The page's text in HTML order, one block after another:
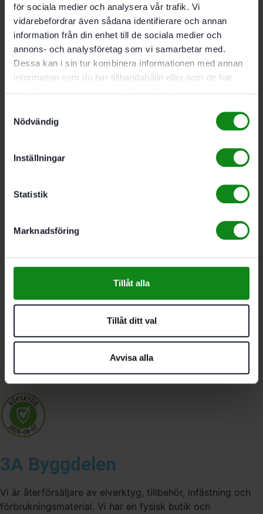
för sociala medier och analysera vår trafik. Vi
vidarebefordrar även sådana identifierare och annan
information från din enhet till de sociala medier och
annons- och analysföretag som vi samarbetar med.
Dessa kan i sin tur kombinera informationen med annan
information som du har tillhandahållit eller som de har
Nödvändig
Inställningar
Statistik
Marknadsföring
Tillåt alla
Tillåt ditt val
Avvisa alla
Festool
Måttband
MB
236kr
Blyertspennor
set
71kr
3A Byggdelen
Vi är återförsäljare av elverktyg, tillbehör, infästning och
förbrukningsmaterial. Vi har en fysisk butik och